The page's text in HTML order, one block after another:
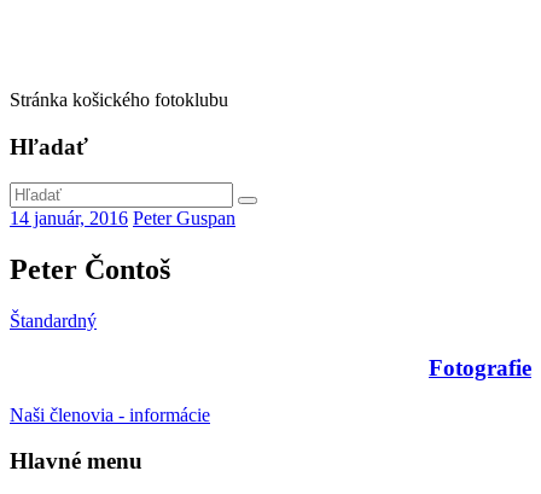
Stránka košického fotoklubu
Hľadať
14 január, 2016 Peter Guspan
Peter Čontoš
Štandardný
Fotografie
Naši členovia - informácie
Hlavné menu